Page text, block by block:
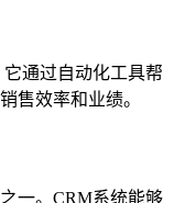
通过自动化工具帮
售效率和业绩。
一。CRM系统能够